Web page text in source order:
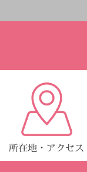
所在地・アクセス